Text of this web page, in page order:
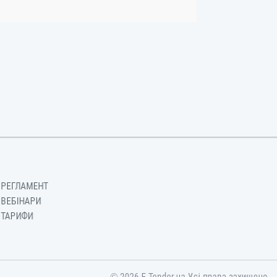
РЕГЛАМЕНТ
ВЕБІНАРИ
ТАРИФИ